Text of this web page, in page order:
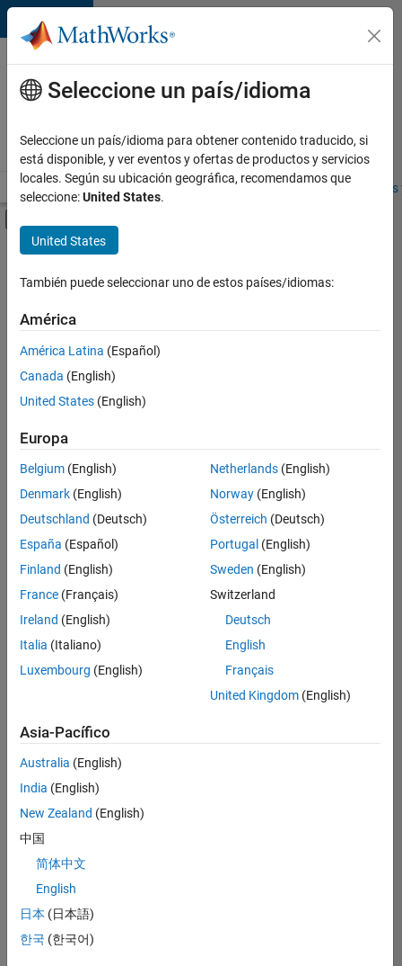
Saltar al contenido
Ofertas
de
empleo
MathWorks
Visión general Búsqueda de empleo Oficinas locales
Contenido principal
FILTRADO POR
Web Applications and Services
Education Marketing
Ordenar por
Guardar
empleos
seleccionados
No se
han
traducido
todos
los
empleos.
Busque
por
ubicación
todos
empleos
en su
zona.
Senior Security Infrastructure Engineer
Engineer
Infrastructure
Seleccione un país/idioma
Seleccione un país/idioma para obtener contenido traducido, si
está disponible, y ver eventos y ofertas de productos y servicios
locales. Según su ubicación geográfica, recomendamos que
seleccione:United States.
United States
También puede seleccionar uno de estos países/idiomas:
América
América Latina (Español)
Canada (English)
United States (English)
Europa
Belgium (English)
Denmark (English)
Deutschland (Deutsch)
España (Español)
Finland (English)
France (Français)
Ireland (English)
Italia (Italiano)
Luxembourg (English)
Netherlands(English)
Norway(English)
Österreich (Deutsch)
Portugal (English)
Sweden (English)
Switzerland
Deutsch
English
Français
United Kingdom(English)
Asia-Pacífico
Australia (English)
India (English)
New Zealand (English)
中国
简体中文
English
日本 (日本語)
한국 (한국어)